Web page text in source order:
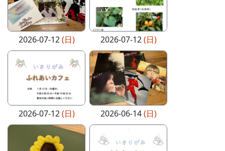
2026-07-12(日) 2026-07-12(日)
2026-07-12(日) 2026-06-14(日)